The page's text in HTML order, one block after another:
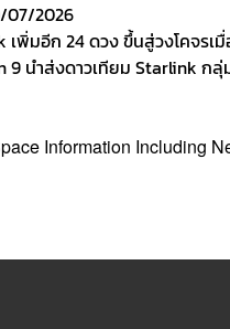
07/2026
พิ่มอีก 24 ดวง ขึ้นสู่วงโคจร
9 นำส่งดาวเทียม Starlink กลุ่
Information